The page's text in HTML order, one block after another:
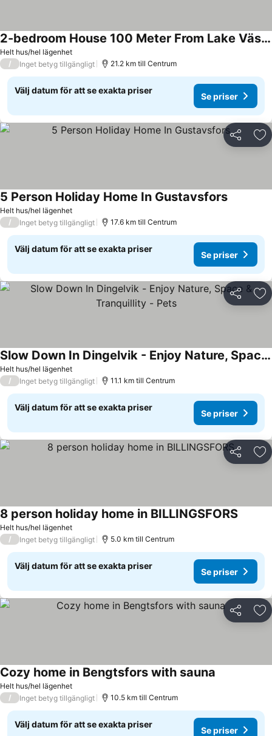
Helt hus/hel lägenhet
2-bedroom House 100 Meter From Lake Västra Silen.
/ Inget betyg tillgängligt 21.2 km till Centrum
Välj datum för att se exakta priser
Se priser
Dela
Helt hus/hel lägenhet
5 Person Holiday Home In Gustavsfors
/ Inget betyg tillgängligt 17.6 km till Centrum
Välj datum för att se exakta priser
Se priser
Dela
Helt hus/hel lägenhet
Slow Down In Dingelvik - Enjoy Nature, Space & Tranquillity - Pets
/ Inget betyg tillgängligt 11.1 km till Centrum
Välj datum för att se exakta priser
Se priser
Dela
Helt hus/hel lägenhet
8 person holiday home in BILLINGSFORS
/ Inget betyg tillgängligt 5.0 km till Centrum
Välj datum för att se exakta priser
Se priser
Dela
Helt hus/hel lägenhet
Cozy home in Bengtsfors with sauna
/ Inget betyg tillgängligt 10.5 km till Centrum
Välj datum för att se exakta priser
Se priser